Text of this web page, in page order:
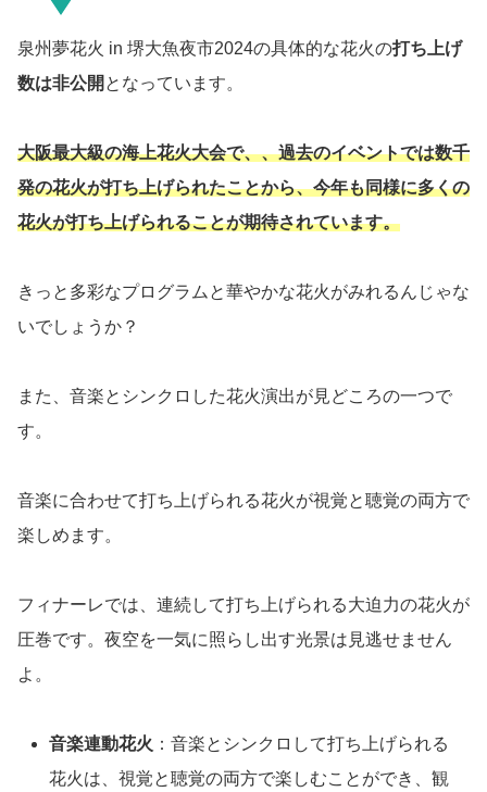
泉州夢花火 in 堺大魚夜市2024の具体的な花火の打ち上げ
数は非公開 となっています。
大阪最大級の海上花火大会で、、過去のイベントでは数千
発の花火が打ち上げられたことから、今年も同様に多くの
花火が打ち上げられることが期待されています。
きっと多彩なプログラムと華やかな花火がみれるんじゃな
いでしょうか？
また、音楽とシンクロした花火演出が見どころの一つで
す。
音楽に合わせて打ち上げられる花火が視覚と聴覚の両方で
楽しめます。
フィナーレでは、連続して打ち上げられる大迫力の花火が
圧巻です。夜空を一気に照らし出す光景は見逃せません
よ。
音楽連動花火 ：音楽とシンクロして打ち上げられる
花火は、視覚と聴覚の両方で楽しむことができ、観